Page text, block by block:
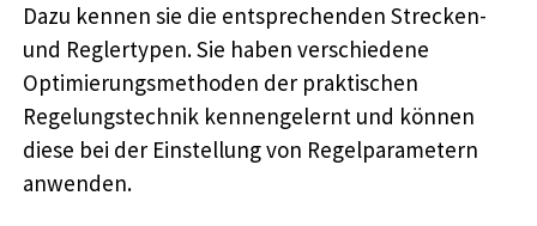
Dazu kennen sie die entsprechenden Strecken-
und Reglertypen. Sie haben verschiedene
Optimierungsmethoden der praktischen
Regelungstechnik kennengelernt und können
diese bei der Einstellung von Regelparametern
anwenden.